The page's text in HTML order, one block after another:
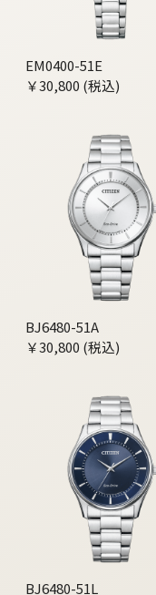
EM0400-51E
￥30,800 (税込)
BJ6480-51A
￥30,800 (税込)
BJ6480-51L